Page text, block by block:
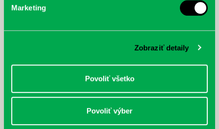
Marketing
Zobraziť detaily
Povoliť všetko
Povoliť výber
Rudź, Przemyslaw: Atlas hviezd: